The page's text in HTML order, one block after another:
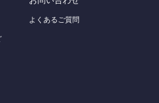
よくあるご質問